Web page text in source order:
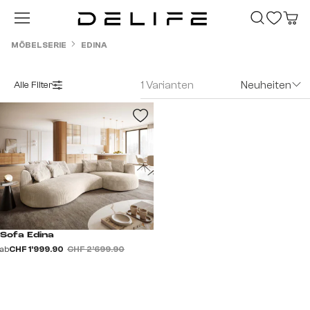
Zum Hauptinhalt springen
MÖBELSERIE EDINA
Alle Filter 1 Varianten Neuheiten
Sofa Edina
abCHF 1’999.90 CHF 2’699.90